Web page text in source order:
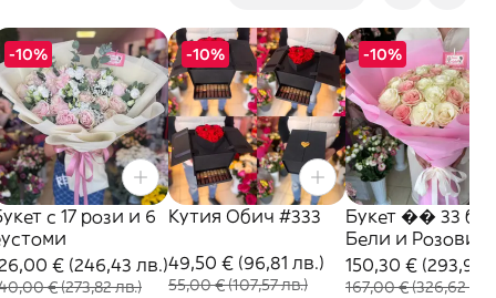
-10%
с 17 рози и 6
€ (246,43 лв.)
€ (273,82 лв.)
-10%
Кутия Обич #333
49,50 € (96,81 лв.)
55,00 € (107,57 лв.)
-10%
Букет �� 33 бр.
Бели и Розови
рози #324
150,30 € (293,96
167,00 € (326,62 лв.)